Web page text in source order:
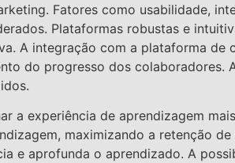
Fatores como usabilidade,
Plataformas robustas e
A integração com a plataforma de
do progresso dos colaboradores.
a experiência de aprendizagem
maximizando a retenção de
e aprofunda o aprendizado. A